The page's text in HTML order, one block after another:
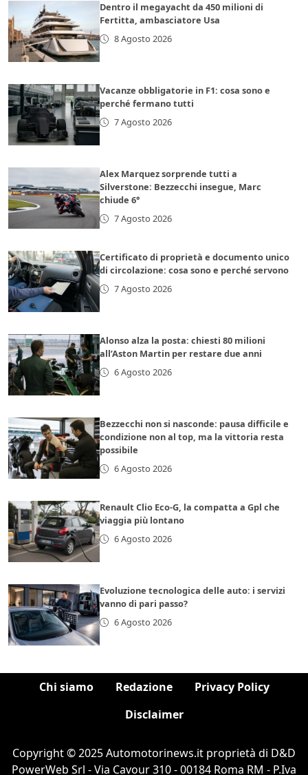
Dentro il megayacht da 450 milioni di
Fertitta, ambasciatore Usa
8 Agosto 2026
Vacanze obbligatorie in F1: cosa sono e
perché fermano tutti
7 Agosto 2026
Alex Marquez sorprende tutti a
Silverstone: Bezzecchi insegue, Marc
chiude 6°
7 Agosto 2026
Certificato di proprietà e documento unico
di circolazione: cosa sono e perché servono
7 Agosto 2026
Alonso alza la posta: chiesti 80 milioni
all’Aston Martin per restare due anni
6 Agosto 2026
Bezzecchi non si nasconde: pausa difficile e
condizione non al top, ma la vittoria resta
possibile
6 Agosto 2026
Renault Clio Eco-G, la compatta a Gpl che
viaggia più lontano
6 Agosto 2026
Evoluzione tecnologica delle auto: i servizi
vanno di pari passo?
6 Agosto 2026
Chi siamo Redazione
Privacy Policy
Disclaimer
Copyright © 2025 Automotorinews.it proprietà di D&D
PowerWeb Srl - Via Cavour 310 - 00184 Roma RM - P.Iva